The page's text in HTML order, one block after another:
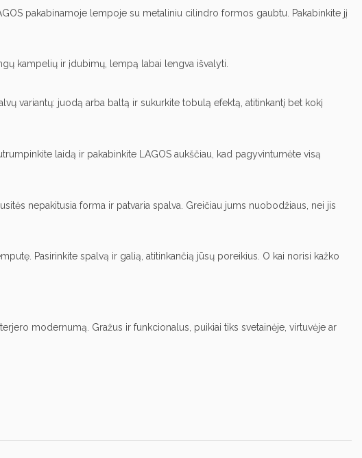
pakabinamoje lempoje su metaliniu cilindro formos gaubtu. Pakabinkite jį
kampelių ir įdubimų, lempą labai lengva išvalyti.
variantų: juodą arba baltą ir sukurkite tobulą efektą, atitinkantį bet kokį
laidą ir pakabinkite LAGOS aukščiau, kad pagyvintumėte visą
nepakitusia forma ir patvaria spalva. Greičiau jums nuobodžiaus, nei jis
Pasirinkite spalvą ir galią, atitinkančią jūsų poreikius. O kai norisi kažko
modernumą. Gražus ir funkcionalus, puikiai tiks svetainėje, virtuvėje ar